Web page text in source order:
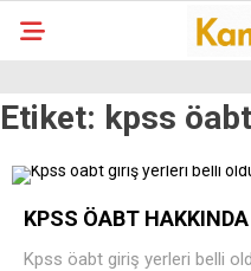
Etiket: kpss
KPSS ÖABT
Kpss öabt giriş yerleri belli